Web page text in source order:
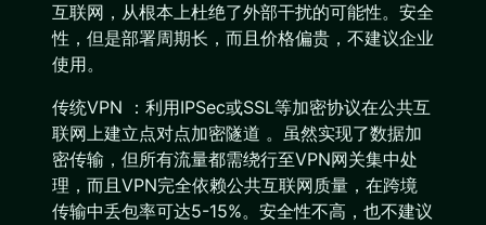
互联网，从根本上杜绝了外部干扰的可能性。安全
性，但是部署周期长，而且价格偏贵，不建议企业
使用。
传统VPN ：利用IPSec或SSL等加密协议在公共互
联网上建立点对点加密隧道 。虽然实现了数据加
密传输，但所有流量都需绕行至VPN网关集中处
理，而且VPN完全依赖公共互联网质量，在跨境
传输中丢包率可达5-15%。安全性不高，也不建议